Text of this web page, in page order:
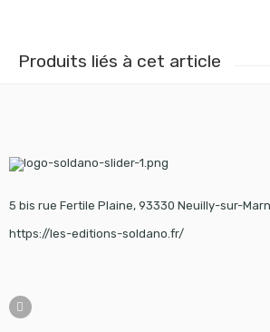
Produits liés à cet article
5 bis rue Fertile Plaine, 93330 Neuilly-sur-
https://les-editions-soldano.fr/